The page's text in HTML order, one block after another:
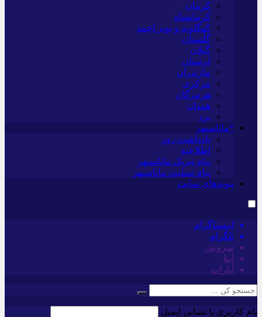
کرمان
کرمانشاه
کهگلویه و بویر احمد
گلستان
گیلان
لرستان
مازندران
مرکزی
هرمزگان
همدان
یزد
*ماناسپهر
یادداشت روز
اطلاعیه
پیام تبریک ماناسپهر
پیام تسلیت ماناسپهر
پیوندهای سایت
اینستاگرام
تلگرام
سروش
ایتا
آپارات
نام کاربری یا نشانی ایمیل